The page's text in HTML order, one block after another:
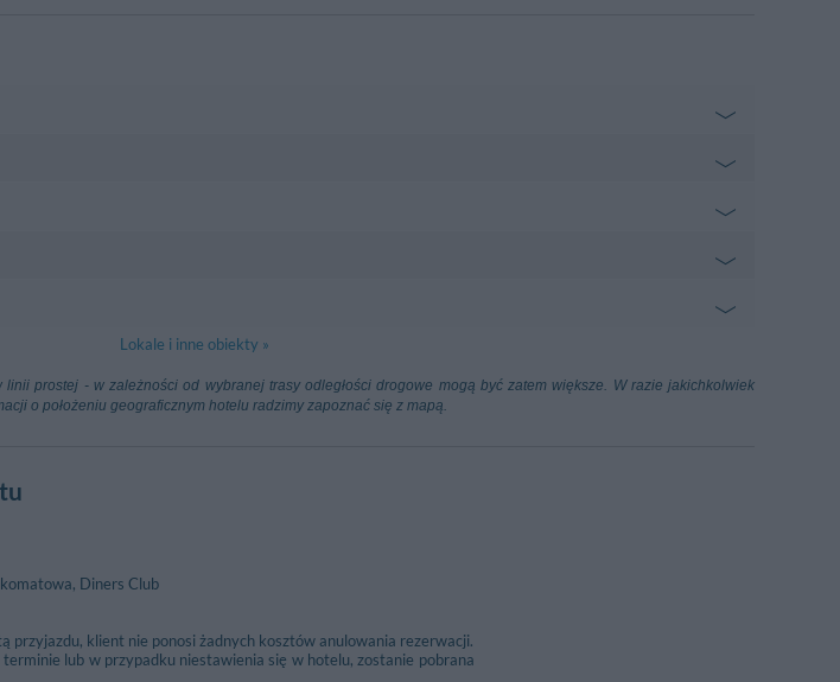
Basilica Di San Francesco
Piazza Superiore San Francesco - Assisi
7.38 km Aeroporto Raffaello Sanzio 88.34 km
Falconara Marittima (Ancona)
Lokale i inne obiekty »
prostej - w zależności od wybranej trasy odległości drogowe mogą być zatem większe. W razie jakichkolwiek
o położeniu geograficznym hotelu radzimy zapoznać się z mapą.
Diners Club
przyjazdu, klient nie ponosi żadnych kosztów anulowania rezerwacji.
lub w przypadku niestawienia się w hotelu, zostanie pobrana